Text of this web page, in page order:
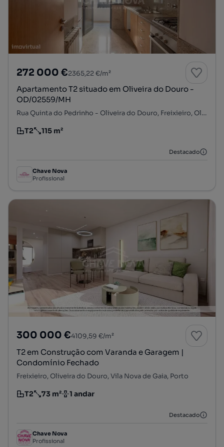
272 000 €2365,22 €/m²
Apartamento T2 situado em Oliveira do Douro -
OD/02559/MH
Rua Quinta do Pedrinho - Oliveira do Douro, Freixieiro, Oliveira do Douro, Vila Nova de Gaia, Porto
Tipologia
T2
Preço por metro quadrado
115 m²
Destacado
Chave Nova
Profissional
300 000 €4109,59 €/m²
T2 em Construção com Varanda e Garagem |
Condomínio Fechado
Freixieiro, Oliveira do Douro, Vila Nova de Gaia, Porto
Tipologia
T2
Preço por metro quadrado
73 m²
Andar 1 andar
Destacado
Chave Nova
Profissional